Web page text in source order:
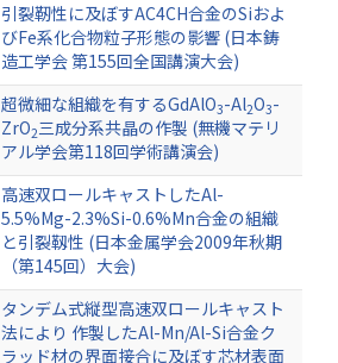
引裂靭性に及ぼすAC4CH合金のSiおよ
びFe系化合物粒子形態の影響 (日本鋳
造工学会 第155回全国講演大会)
超微細な組織を有するGdAlO3-Al2O3-
ZrO2三成分系共晶の作製 (無機マテリ
アル学会第118回学術講演会)
高速双ロールキャストしたAl-
5.5%Mg-2.3%Si-0.6%Mn合金の組織
と引裂靱性 (日本金属学会2009年秋期
（第145回）大会)
タンデム式縦型高速双ロールキャスト
法により 作製したAl-Mn/Al-Si合金ク
ラッド材の界面接合に及ぼす芯材表面